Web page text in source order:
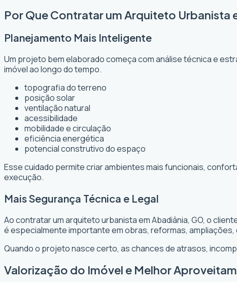
Por Que Contratar um Arquiteto Urbanista
Planejamento Mais Inteligente
Um projeto bem elaborado começa com análise técnica e
imóvel ao longo do tempo.
topografia do terreno
posição solar
ventilação natural
acessibilidade
mobilidade e circulação
eficiência energética
potencial construtivo do espaço
Esse cuidado permite criar ambientes mais funcionais,
execução.
Mais Segurança Técnica e Legal
Ao contratar um arquiteto urbanista em Abadiânia, GO, o
é especialmente importante em obras, reformas,
Quando o projeto nasce certo, as chances de atrasos,
Valorização do Imóvel e Melhor